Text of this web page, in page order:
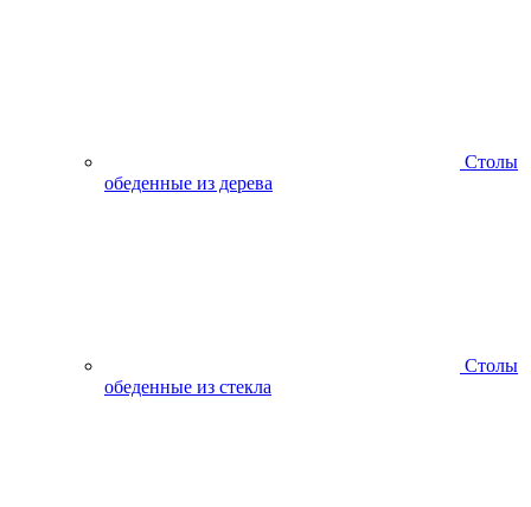
Столы
обеденные из дерева
Столы
обеденные из стекла